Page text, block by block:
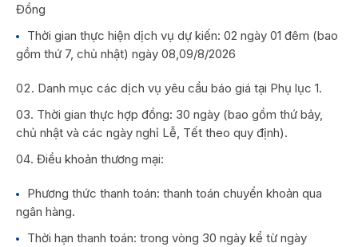
Đồng
Thời gian thực hiện dịch vụ dự kiến: 02 ngày 01 đêm (bao
gồm thứ 7, chủ nhật) ngày 08,09/8/2026
Danh mục các dịch vụ yêu cầu báo giá tại Phụ lục 1.
Thời gian thực hợp đồng: 30 ngày (bao gồm thứ bảy,
chủ nhật và các ngày nghỉ Lễ, Tết theo quy định).
Điều khoản thương mại:
Phương thức thanh toán: thanh toán chuyển khoản qua
ngân hàng.
Thời hạn thanh toán: trong vòng 30 ngày kể từ ngày